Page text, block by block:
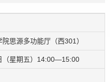
思源多功能厅（西301）
（星期五）14:00—15:00